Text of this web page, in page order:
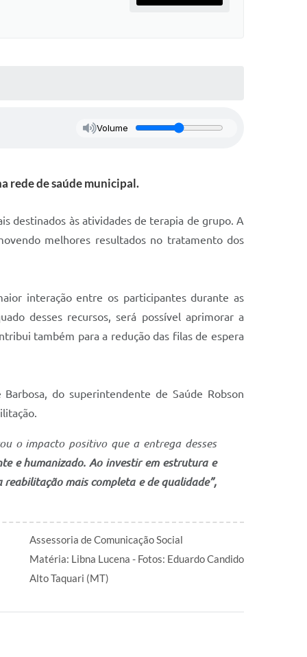
Volume
rede de saúde municipal.
destinados às atividades de terapia de grupo. A
melhores resultados no tratamento dos
interação entre os participantes durante as
desses recursos, será possível aprimorar a
também para a redução das filas de espera
do superintendente de Saúde Robson
o impacto positivo que a entrega desses
e humanizado. Ao investir em estrutura e
mais completa e de qualidade”,
Assessoria de Comunicação Social
Matéria: Libna Lucena - Fotos: Eduardo Candido
Alto Taquari (MT)